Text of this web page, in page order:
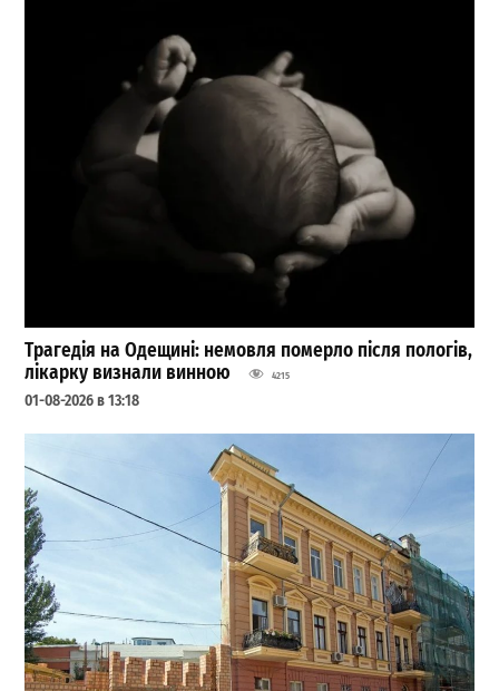
Трагедія на Одещині: немовля померло після пологів,
лікарку визнали винною
4215
01-08-2026 в 13:18